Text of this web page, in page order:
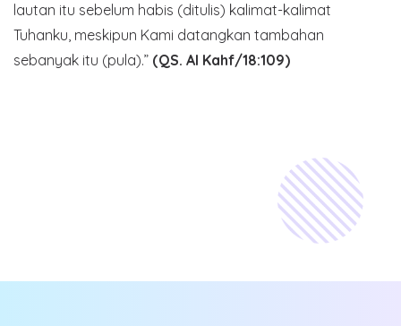
lautan itu sebelum habis (ditulis) kalimat-kalimat
Tuhanku, meskipun Kami datangkan tambahan
sebanyak itu (pula).” (QS. Al Kahf/18:109)